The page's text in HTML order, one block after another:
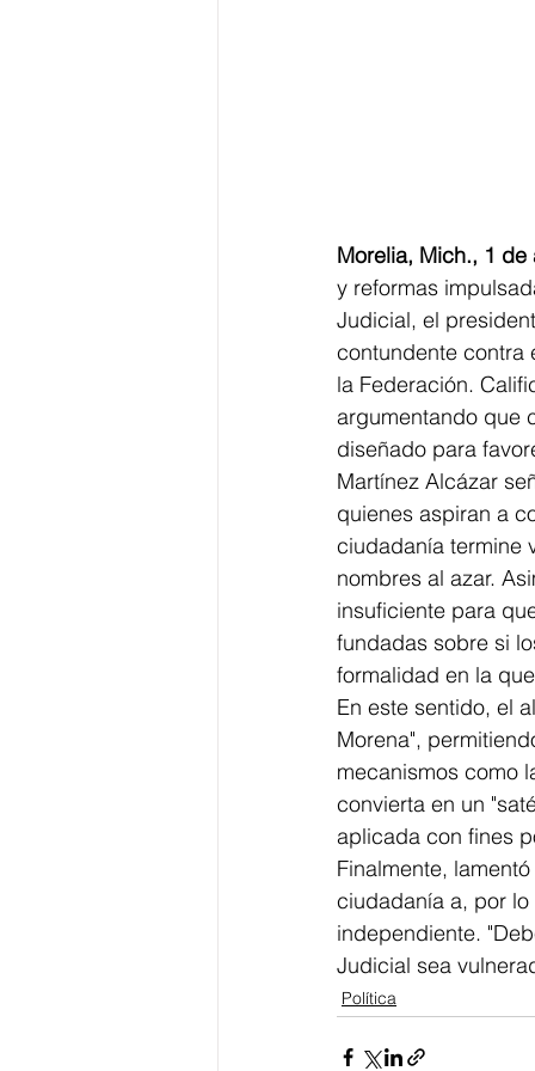
Morelia, Mich., 1 de
y reformas
Judicial, el
contundente contra
la Federación.
argumentando que
diseñado para
Martínez Alcázar
quienes aspiran a
ciudadanía termine
nombres al azar.
insuficiente para
fundadas sobre si
formalidad en la
En este sentido, el
Morena",
mecanismos como
convierta en un
aplicada con fines
Finalmente,
ciudadanía a, por
independiente.
Judicial sea
Política